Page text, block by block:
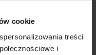
cookie
treści
i